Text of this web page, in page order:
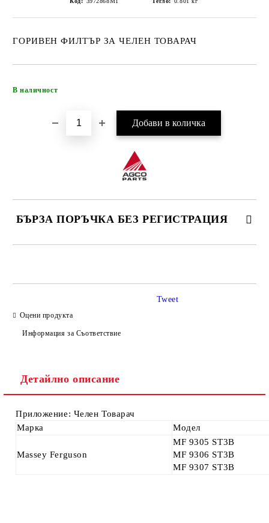
ГОРИВЕН ФИЛТЪР ЗА ЧЕЛЕН ТОВАРАЧ
В наличност
БЪРЗА ПОРЪЧКА БЕЗ РЕГИСТРАЦИЯ
Оцени продукта
Информация за Съответствие
Tweet
Детайлно описание
Приложение: Челен Товарач
Марка
Модел
Massey Ferguson
MF 9305 ST3B
MF 9306 ST3B
MF 9307 ST3B